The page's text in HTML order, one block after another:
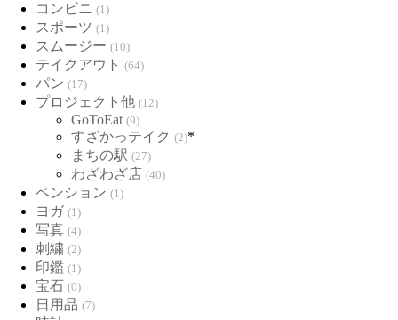
コンビニ (1)
スポーツ (1)
スムージー (10)
テイクアウト (64)
パン (17)
プロジェクト他 (12)
GoToEat (9)
すざかっテイク (2)*
まちの駅 (27)
わざわざ店 (40)
ペンション (1)
ヨガ (1)
写真 (4)
刺繍 (2)
印鑑 (1)
宝石 (0)
日用品 (7)